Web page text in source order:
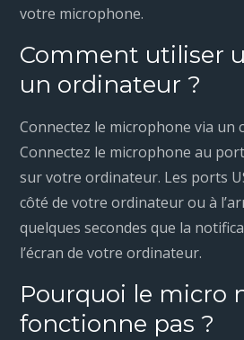
votre microphone.
Comment utiliser
un ordinateur ?
Connectez le microphone via un
Connectez le microphone au
sur votre ordinateur. Les ports
côté de votre ordinateur ou à
quelques secondes que la
l’écran de votre ordinateur.
Pourquoi le micro
fonctionne pas ?